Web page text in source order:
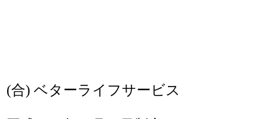
(合) ベターライフサービス